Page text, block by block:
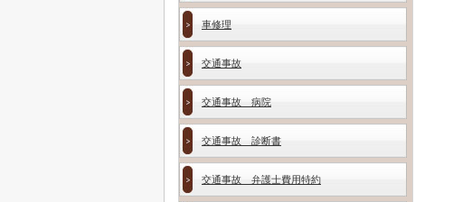
車修理
交通事故
交通事故 病院
交通事故 診断書
交通事故 弁護士費用特約